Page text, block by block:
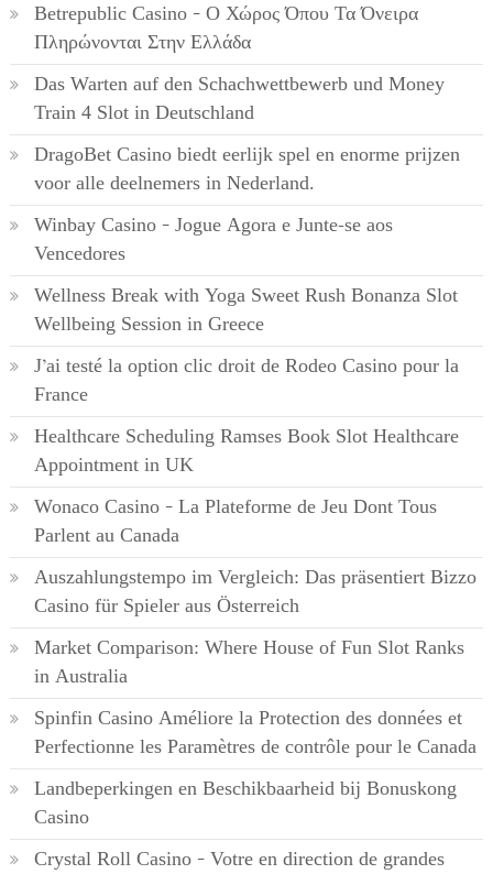
Betrepublic Casino – Ο Χώρος Όπου Τα Όνειρα
Πληρώνονται Στην Ελλάδα
Das Warten auf den Schachwettbewerb und Money
Train 4 Slot in Deutschland
DragoBet Casino biedt eerlijk spel en enorme prijzen
voor alle deelnemers in Nederland.
Winbay Casino – Jogue Agora e Junte-se aos
Vencedores
Wellness Break with Yoga Sweet Rush Bonanza Slot
Wellbeing Session in Greece
J’ai testé la option clic droit de Rodeo Casino pour la
France
Healthcare Scheduling Ramses Book Slot Healthcare
Appointment in UK
Wonaco Casino – La Plateforme de Jeu Dont Tous
Parlent au Canada
Auszahlungstempo im Vergleich: Das präsentiert Bizzo
Casino für Spieler aus Österreich
Market Comparison: Where House of Fun Slot Ranks
in Australia
Spinfin Casino Améliore la Protection des données et
Perfectionne les Paramètres de contrôle pour le Canada
Landbeperkingen en Beschikbaarheid bij Bonuskong
Casino
Crystal Roll Casino – Votre en direction de grandes